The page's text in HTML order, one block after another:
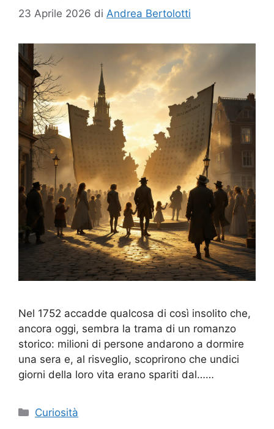
23 Aprile 2026 di Andrea Bertolotti
Nel 1752 accadde qualcosa di così insolito che,
ancora oggi, sembra la trama di un romanzo
storico: milioni di persone andarono a dormire
una sera e, al risveglio, scoprirono che undici
giorni della loro vita erano spariti dal……
Categorie
Curiosità